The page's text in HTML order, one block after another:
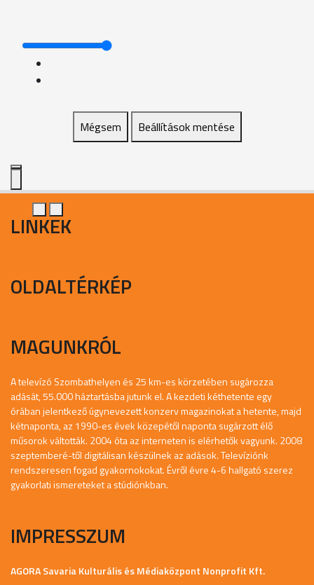
Mégsem Beállítások mentése
LINKEK
OLDALTÉRKÉP
MAGUNKRÓL
A televízó Szombathelyen és 25 km-es körzetében sugározza
adását, 55.000 háztartásba jutunk el. A kezdeti kéthetente egy
órában jelentkező úgynevezett konzerv magazinokat a hetente, majd
kétnaponta, az 1990-es évek közepétől naponta sugárzott élő
műsorok váltották. 2004 óta az interneten is elérhetők vagyunk. 2008
szeptemberé-től digitálisan készülnek az adások. Televíziónk
rendszeresen fogad gyakornokokat. Évről évre 4-6 hallgató szerez
gyakorlati ismereteket a stúdiónkban.
IMPRESSZUM
AGORA Savaria Kulturális és Médiaközpont Nonprofit Kft.